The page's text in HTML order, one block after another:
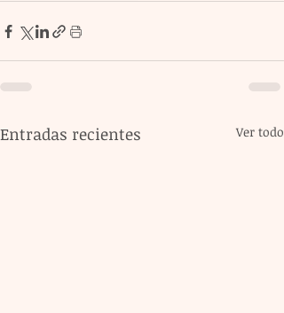
Entradas recientes Ver todo